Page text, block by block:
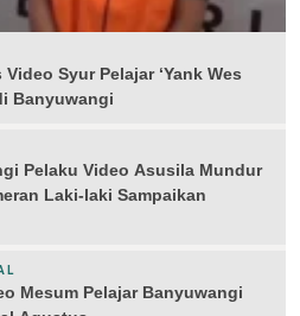
Syur Pelajar ‘Yank Wes
Banyuwangi
Pelaku Video Asusila Mundur
Laki-laki Sampaikan
Mesum Pelajar Banyuwangi